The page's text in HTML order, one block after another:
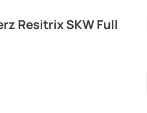
Resitrix SKW Full